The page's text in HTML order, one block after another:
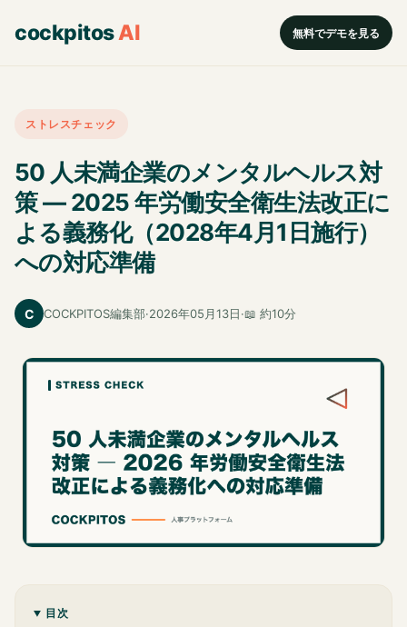
cockpitosAI 無料でデモを見る
ストレスチェック
50 人未満企業のメンタルヘルス対
策 ― 2025 年労働安全衛生法改正に
よる義務化（2028年4月1日施行）
への対応準備
C COCKPITOS編集部·2026年05月13日·📖 約10分
目次